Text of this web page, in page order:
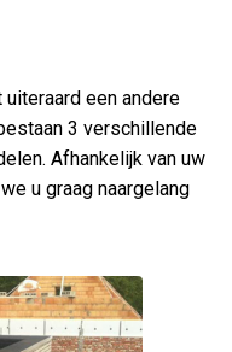
een andere
3 verschillende
Afhankelijk van uw
u graag naargelang